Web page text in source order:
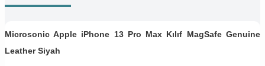
Microsonic Apple iPhone 13 Pro Max Kılıf MagSafe Genuine
Leather Siyah